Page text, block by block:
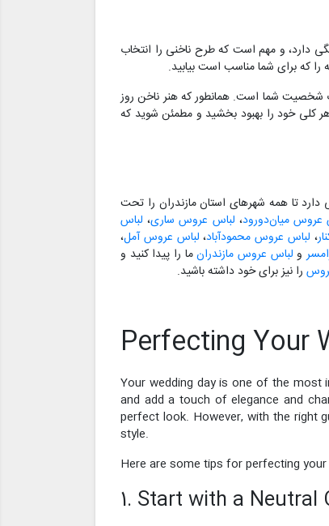
دارد، و مهم است که طرح ناخنی را انتخاب
که برای شما مناسب است بیابید.
شخصیت شما است. همانطور که هنر ناخن روز
کلی خود را بهبود بخشید و مطمئن شوید که
تا همه شهرهای استان مازندران را تحت
عروس میان‌دورود، لباس عروس ساری، لباس
، لباس عروس محمودآباد، لباس عروس آمل،
و لباس عروس مازندرانما را پیدا کنید و
را نیز برای خود داشته باشید.
Perfecting Your
Your wedding day is one of the most
and add a touch of elegance and
perfect look. However, with the right
style.
Here are some tips for perfecting
1. Start with a Neutral